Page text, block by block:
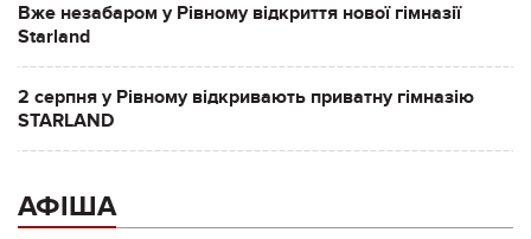
Вже незабаром у Рівному відкриття нової гімназії
Starland
2 серпня у Рівному відкривають приватну гімназію
STARLAND
АФІША